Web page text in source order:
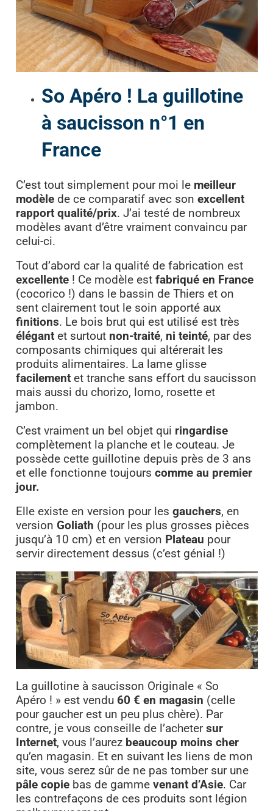
So Apéro ! La guillotine
à saucisson n°1 en
France
C’est tout simplement pour moi le meilleur
modèlede ce comparatif avec son excellent
rapport qualité/prix. J’ai testé de nombreux
modèles avant d’être vraiment convaincu par
celui-ci.
Tout d’abord car la qualité de fabrication est
excellente! Ce modèle est fabriqué en France
(cocorico !) dans le bassin de Thiers et on
sent clairement tout le soin apporté aux
finitions. Le bois brut qui est utilisé est très
élégantet surtoutnon-traité, ni teinté, par des
composants chimiques qui altérerait les
produits alimentaires. La lame glisse
facilementet tranche sans effort du saucisson
mais aussi du chorizo, lomo, rosette et
jambon.
C’est vraiment un bel objet qui ringardise
complètement la planche et le couteau. Je
possède cette guillotine depuis près de 3 ans
et elle fonctionne toujours comme au premier
jour.
Elle existe en version pour les gauchers, en
version Goliath (pour les plus grosses pièces
jusqu’à 10 cm) et en version Plateau pour
servir directement dessus (c’est génial !)
La guillotine à saucisson Originale « So
Apéro ! » est vendu 60 € en magasin (celle
pour gaucher est un peu plus chère). Par
contre, je vous conseille de l’achetersur
Internet, vous l’aurez beaucoup moins cher
qu’en magasin. Et en suivant les liens de mon
site, vous serez sûr de ne pas tomber sur une
pâle copiebas de gamme venant d’Asie. Car
les contrefaçons de ces produits sont légion